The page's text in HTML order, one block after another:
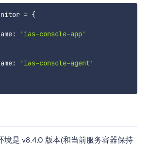
= {
:
'ias-console-app'
:
'ias-console-agent'
境是 v8.4.0 版本(和当前服务容器保持